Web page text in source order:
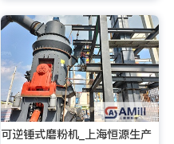
可逆锤式磨粉机_上海恒源生产